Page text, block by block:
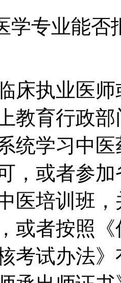
专业能否
执业医师
教育行政
统学习中
，或者参
医培训班
或者按照
考试办法